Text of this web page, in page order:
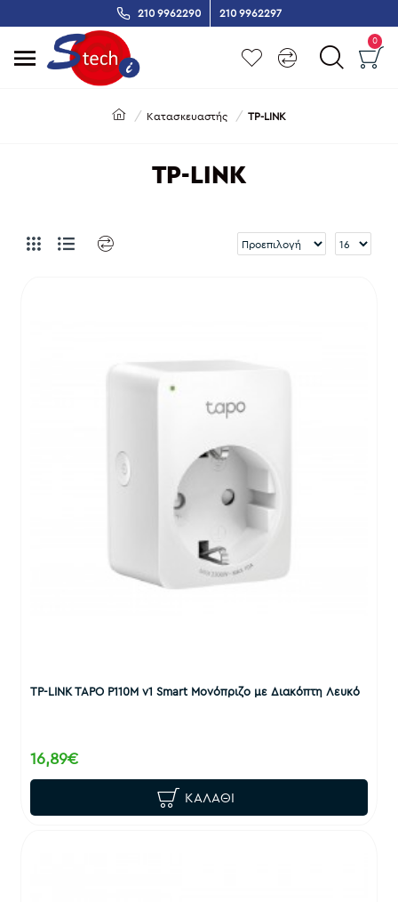
210 9962290 210 9962297
0
Κατασκευαστής TP-LINK
TP-LINK
TP-LINK TAPO P110M v1 Smart Μονόπριζο με Διακόπτη Λευκό
16,89€
ΚΑΛΆΘΙ